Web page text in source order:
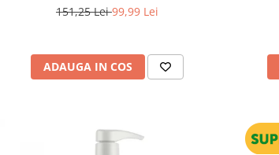
151,25 Lei99,99 Lei
ADAUGA IN COS